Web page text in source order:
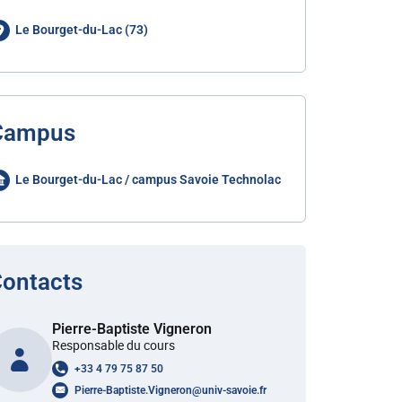
Le Bourget-du-Lac (73)
Le Bourget-du-Lac / campus Savoie Technolac
Pierre-Baptiste Vigneron
Responsable du cours
+33 4 79 75 87 50
Pierre-Baptiste.Vigneron@univ-savoie.fr